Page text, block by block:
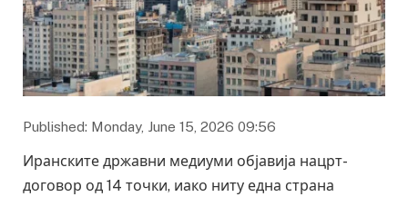
Published: Monday, June 15, 2026 09:56
Иранските државни медиуми објавија нацрт-
договор од 14 точки, иако ниту една страна